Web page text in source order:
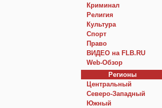
Криминал
Религия
Культура
Спорт
Право
ВИДЕО на FLB.RU
Web-Обзор
Регионы
Центральный
Северо-Западный
Южный